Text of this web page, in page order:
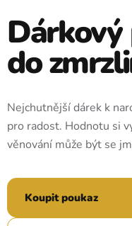
Dárkový
do
Nejchutnější dárek k
pro radost. Hodnotu si
věnování může být se
Koupit poukaz